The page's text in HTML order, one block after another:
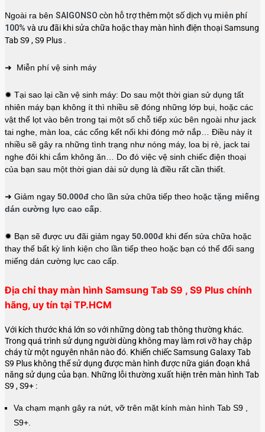
Ngoài ra bên SAIGONSO còn hỗ trợ thêm một số dịch vụ miễn phí
100% và ưu đãi khi sửa chữa hoặc thay màn hình điện thoại Samsung
Tab S9 , S9 Plus .
➜ Miễn phí vệ sinh máy
✹ Tại sao lại cần vệ sinh máy: Do sau một thời gian sử dụng tất
nhiên máy bạn không ít thì nhiều sẽ đóng những lớp bụi, hoặc các
vật thể lọt vào bên trong tại một số chỗ tiếp xúc bên ngoài như jack
tai nghe, màn loa, các cổng kết nối khi đóng mở nắp… Điều này ít
nhiều sẽ gây ra những tình trạng như nóng máy, loa bị rè, jack tai
nghe đôi khi cắm không ăn… Do đó việc vệ sinh chiếc điện thoại
của bạn sau một thời gian dài sử dụng là điều rất cần thiết.
➜ Giảm ngay 50.000đ cho lần sửa chữa tiếp theo hoặc tặng miếng
dán cường lực cao cấp.
✹ Bạn sẽ được ưu đãi giảm ngay 50.000đ khi đến sửa chữa hoặc
thay thế bất kỳ linh kiện cho lần tiếp theo hoặc bạn có thể đổi sang
miếng dán cường lực cao cấp.
Địa chỉ thay màn hình Samsung Tab S9 , S9 Plus chính
hãng, uy tín tại TP.HCM
Với kích thước khá lớn so với những dòng tab thông thường khác.
Trong quá trình sử dụng người dùng không may làm rơi vỡ hay chập
cháy từ một nguyên nhân nào đó. Khiến chiếc Samsung Galaxy Tab
S9 Plus không thể sử dụng được màn hình được nữa gián đoạn khả
năng sử dụng của bạn. Những lỗi thường xuất hiện trên màn hình Tab
S9 , S9+ :
Va chạm mạnh gây ra nứt, vỡ trên mặt kính màn hình Tab S9 ,
S9+.